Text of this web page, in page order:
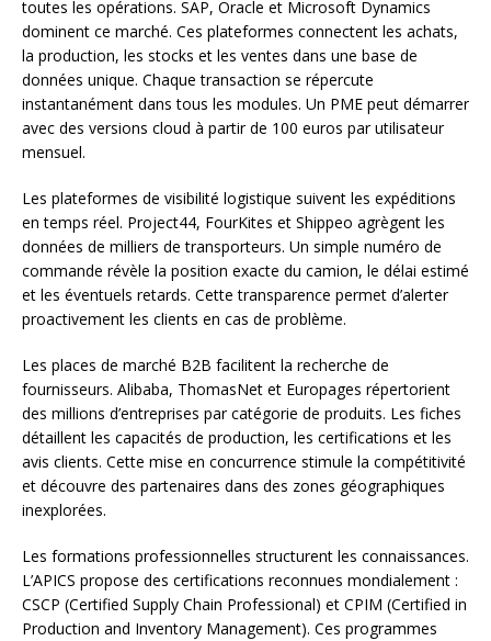
toutes les opérations. SAP, Oracle et Microsoft Dynamics
dominent ce marché. Ces plateformes connectent les achats,
la production, les stocks et les ventes dans une base de
données unique. Chaque transaction se répercute
instantanément dans tous les modules. Un PME peut démarrer
avec des versions cloud à partir de 100 euros par utilisateur
mensuel.
Les plateformes de visibilité logistique suivent les expéditions
en temps réel. Project44, FourKites et Shippeo agrègent les
données de milliers de transporteurs. Un simple numéro de
commande révèle la position exacte du camion, le délai estimé
et les éventuels retards. Cette transparence permet d’alerter
proactivement les clients en cas de problème.
Les places de marché B2B facilitent la recherche de
fournisseurs. Alibaba, ThomasNet et Europages répertorient
des millions d’entreprises par catégorie de produits. Les fiches
détaillent les capacités de production, les certifications et les
avis clients. Cette mise en concurrence stimule la compétitivité
et découvre des partenaires dans des zones géographiques
inexplorées.
Les formations professionnelles structurent les connaissances.
L’APICS propose des certifications reconnues mondialement :
CSCP (Certified Supply Chain Professional) et CPIM (Certified in
Production and Inventory Management). Ces programmes